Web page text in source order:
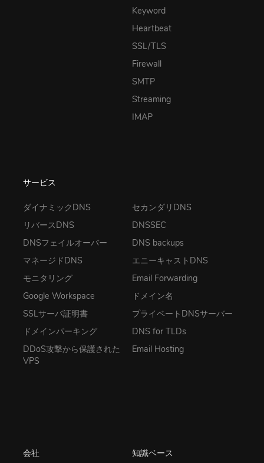
Keyword
Heartbeat
SSL/TLS
Firewall
SMTP
Streaming
IMAP
サービス
ダイナミックDNS
リバースDNS
DNSフェイルオーバー
マネージドDNS
モニタリング
Google Workspace
SSLサーバ証明書
ドメインパーキング
DDoS攻撃から保護された
VPS
セカンダリDNS
DNSSEC
DNS backups
エニーキャストDNS
Email Forwarding
ドメイン名
プライベートDNSサーバー
DNS for TLDs
Email Hosting
会社 知識ベース